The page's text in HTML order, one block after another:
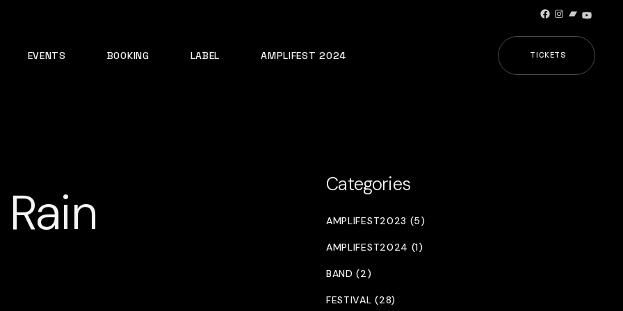
Facebook
Instagram
Bandcamp
EVENTS BOOKING LABEL AMPLIFEST 2024 TICKETS
Categories
AMPLIFEST2023 (5)
AMPLIFEST2024 (1)
BAND (2)
FESTIVAL (28)